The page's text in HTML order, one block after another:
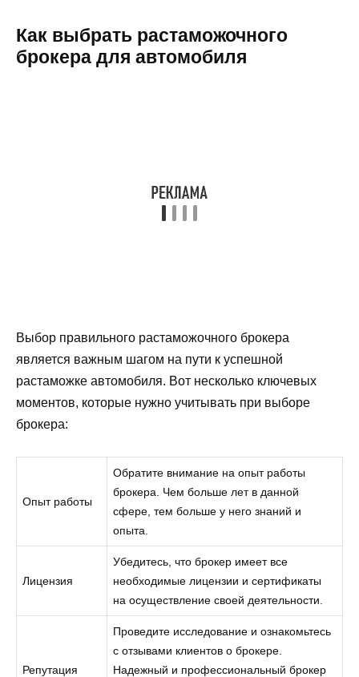
Как выбрать растаможочного
брокера для автомобиля
Выбор правильного растаможочного брокера
является важным шагом на пути к успешной
растаможке автомобиля. Вот несколько ключевых
моментов, которые нужно учитывать при выборе
брокера:
Опыт работы
Обратите внимание на опыт работы
брокера. Чем больше лет в данной
сфере, тем больше у него знаний и
опыта.
Лицензия
Убедитесь, что брокер имеет все
необходимые лицензии и сертификаты
на осуществление своей деятельности.
Репутация
Проведите исследование и ознакомьтесь
с отзывами клиентов о брокере.
Надежный и профессиональный брокер